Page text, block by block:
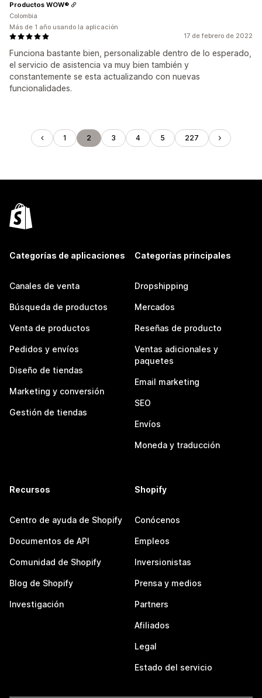
17 de febrero de 2022
Funciona bastante bien, personalizable dentro de lo esperado,
el servicio de asistencia va muy bien también y
constantemente se esta actualizando con nuevas
funcionalidades.
Productos WOW®
Colombia
Más de 1 año usando la aplicación
1 2 3 4 5 227
Categorías de aplicaciones
Canales de venta
Búsqueda de productos
Venta de productos
Pedidos y envíos
Diseño de tiendas
Marketing y conversión
Gestión de tiendas
Categorías principales
Dropshipping
Mercados
Reseñas de producto
Ventas adicionales y
paquetes
Email marketing
SEO
Envíos
Moneda y traducción
Recursos
Centro de ayuda de Shopify
Documentos de API
Comunidad de Shopify
Blog de Shopify
Investigación
Shopify
Conócenos
Empleos
Inversionistas
Prensa y medios
Partners
Afiliados
Legal
Estado del servicio